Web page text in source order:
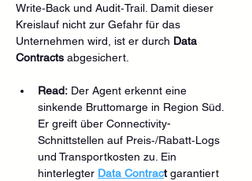
Write‑Back und Audit‑Trail. Damit dieser
Kreislauf nicht zur Gefahr für das
Unternehmen wird, ist er durch Data
Contracts abgesichert.
Read: Der Agent erkennt eine
sinkende Bruttomarge in Region Süd.
Er greift über Connectivity-
Schnittstellen auf Preis‑/Rabatt‑Logs
und Transportkosten zu. Ein
hinterlegter Data Contract garantiert